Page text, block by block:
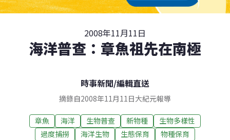
2008年11月11日
海洋普查：章魚祖先在南極
時事新聞/編輯直送
摘錄自2008年11月11日大紀元報導
章魚 海洋 生物普查 新物種
生物多樣性
過度捕撈
海洋生物 生態保育 物種保育